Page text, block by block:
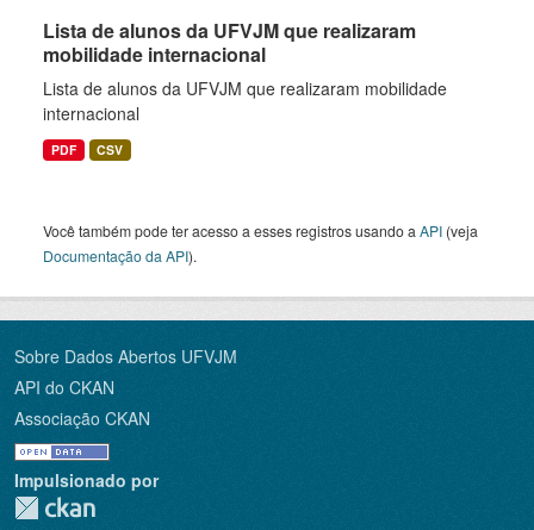
Lista de alunos da UFVJM que realizaram
mobilidade internacional
Lista de alunos da UFVJM que realizaram mobilidade
internacional
PDF CSV
Você também pode ter acesso a esses registros usando a API (veja
Documentação da API).
Sobre Dados Abertos UFVJM
API do CKAN
Associação CKAN
Impulsionado por